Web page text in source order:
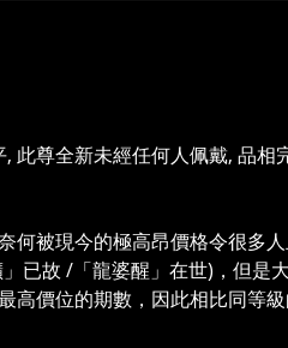
此尊全新未經任何人佩戴, 品
何被現今的極高昂價格令很多
已故 /「龍婆醒」在世)，但是
高價位的期數，因此相比同等